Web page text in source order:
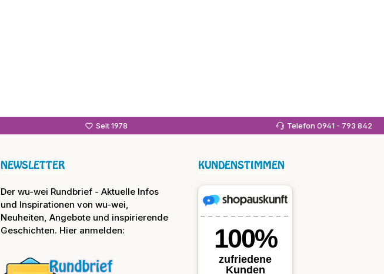
Seit 1978 Telefon 0941 - 793 842
NEWSLETTER
Der wu-wei Rundbrief - Aktuelle Infos
und Inspirationen von wu-wei,
Neuheiten, Angebote und inspirierende
Geschichten. Hier anmelden:
KUNDENSTIMMEN